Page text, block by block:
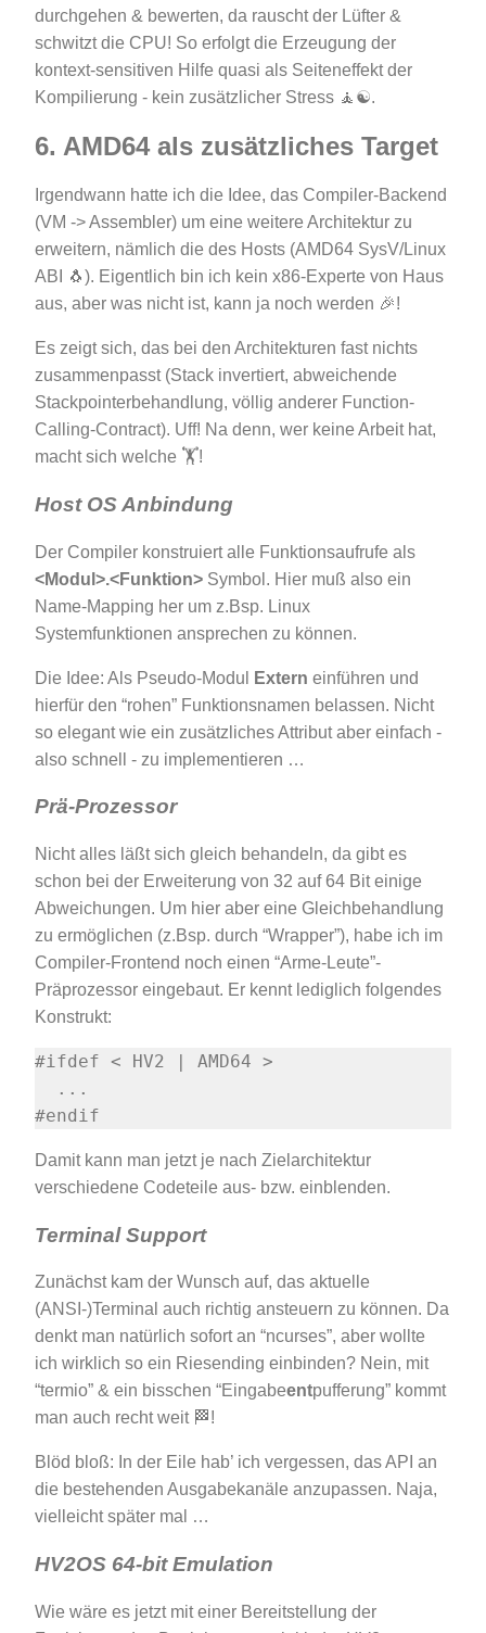
durchgehen & bewerten, da rauscht der Lüfter &
schwitzt die CPU! So erfolgt die Erzeugung der
kontext-sensitiven Hilfe quasi als Seiteneffekt der
Kompilierung - kein zusätzlicher Stress 🧘☯.
6. AMD64 als zusätzliches Target
Irgendwann hatte ich die Idee, das Compiler-Backend
(VM -> Assembler) um eine weitere Architektur zu
erweitern, nämlich die des Hosts (AMD64 SysV/Linux
ABI 🐧). Eigentlich bin ich kein x86-Experte von Haus
aus, aber was nicht ist, kann ja noch werden 🎉!
Es zeigt sich, das bei den Architekturen fast nichts
zusammenpasst (Stack invertiert, abweichende
Stackpointerbehandlung, völlig anderer Function-
Calling-Contract). Uff! Na denn, wer keine Arbeit hat,
macht sich welche 🏋!
Host OS Anbindung
Der Compiler konstruiert alle Funktionsaufrufe als
<Modul>.<Funktion> Symbol. Hier muß also ein
Name-Mapping her um z.Bsp. Linux
Systemfunktionen ansprechen zu können.
Die Idee: Als Pseudo-Modul Extern einführen und
hierfür den “rohen” Funktionsnamen belassen. Nicht
so elegant wie ein zusätzliches Attribut aber einfach -
also schnell - zu implementieren …
Prä-Prozessor
Nicht alles läßt sich gleich behandeln, da gibt es
schon bei der Erweiterung von 32 auf 64 Bit einige
Abweichungen. Um hier aber eine Gleichbehandlung
zu ermöglichen (z.Bsp. durch “Wrapper”), habe ich im
Compiler-Frontend noch einen “Arme-Leute”-
Präprozessor eingebaut. Er kennt lediglich folgendes
Konstrukt:
Damit kann man jetzt je nach Zielarchitektur
verschiedene Codeteile aus- bzw. einblenden.
Terminal Support
Zunächst kam der Wunsch auf, das aktuelle
(ANSI-)Terminal auch richtig ansteuern zu können. Da
denkt man natürlich sofort an “ncurses”, aber wollte
ich wirklich so ein Riesending einbinden? Nein, mit
“termio” & ein bisschen “Eingabeentpufferung” kommt
man auch recht weit 🏁!
Blöd bloß: In der Eile hab’ ich vergessen, das API an
die bestehenden Ausgabekanäle anzupassen. Naja,
vielleicht später mal …
HV2OS 64-bit Emulation
Wie wäre es jetzt mit einer Bereitstellung der